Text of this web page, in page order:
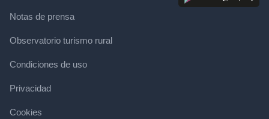
Notas de prensa
Observatorio turismo rural
Condiciones de uso
Privacidad
Cookies